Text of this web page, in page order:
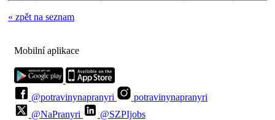
« zpět na seznam
Mobilní aplikace
@potravinynapranyri
potravinynapranyri
@NaPranyri
@SZPIjobs